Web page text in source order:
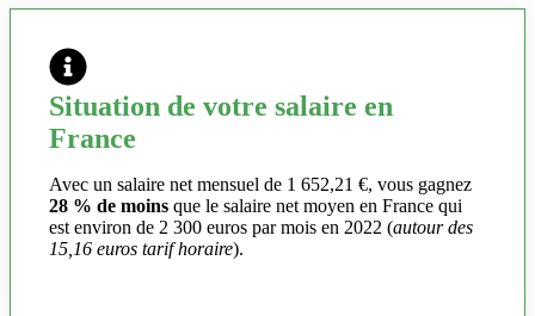
Situation de votre salaire en
France
Avec un salaire net mensuel de 1 652,21 €, vous gagnez
28 % de moins que le salaire net moyen en France qui
est environ de 2 300 euros par mois en 2022 (autour des
15,16 euros tarif horaire).